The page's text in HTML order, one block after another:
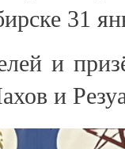
31
и
и